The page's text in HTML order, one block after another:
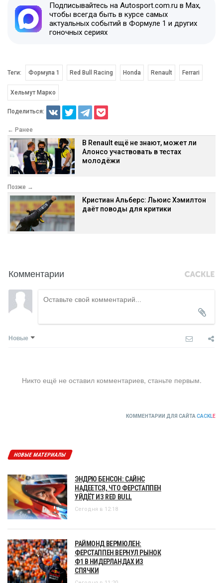
Подписывайтесь на Autosport.com.ru в Max,
чтобы всегда быть в курсе самых
актуальных событий в Формуле 1 и других
гоночных сериях
Теги: Формула 1 Red Bull Racing Honda Renault Ferrari
Хельмут Марко
Поделиться:
← Ранее
В Renault ещё не знают, может ли
Алонсо участвовать в тестах
молодёжи
Позже →
Кристиан Альберс: Льюис Хэмилтон
даёт поводы для критики
Комментарии
Новые
Никто ещё не оставил комментариев, станьте первым.
КОММЕНТАРИИ ДЛЯ САЙТА CACKLE
НОВЫЕ МАТЕРИАЛЫ
ЭНДРЮ БЕНСОН: САЙНС
НАДЕЕТСЯ, ЧТО ФЕРСТАППЕН
УЙДЁТ ИЗ RED BULL
Сегодня в 12:18
РАЙМОНД ВЕРМЮЛЕН:
ФЕРСТАППЕН ВЕРНУЛ РЫНОК
Ф1 В НИДЕРЛАНДАХ ИЗ
СПЯЧКИ